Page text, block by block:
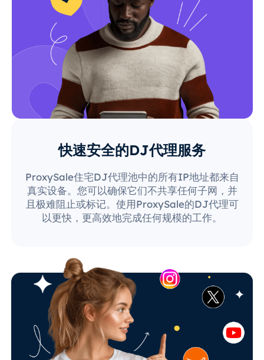
快速安全的DJ代理服务
ProxySale住宅DJ代理池中的所有IP地址都来自
真实设备。您可以确保它们不共享任何子网，并
且极难阻止或标记。使用ProxySale的DJ代理可
以更快，更高效地完成任何规模的工作。